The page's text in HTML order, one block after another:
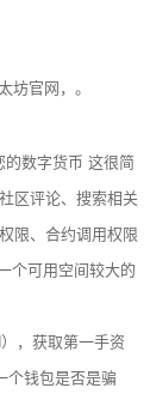
官网，。
数字货币 这很简
区评论、搜索相关
限、合约调用权限
个可用空间较大的
，获取第一手资
个钱包是否是骗